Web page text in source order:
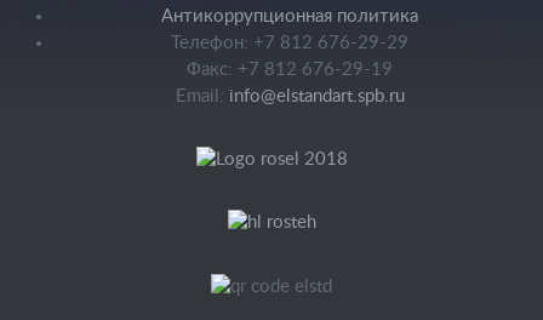
Антикоррупционная политика
Телефон: +7 812 676-29-29
Факс: +7 812 676-29-19
Email: info@elstandart.spb.ru